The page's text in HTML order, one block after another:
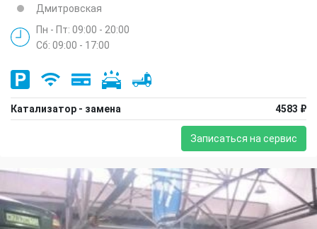
Дмитровская
Пн - Пт: 09:00 - 20:00
Сб: 09:00 - 17:00
Катализатор - замена 4583 ₽
Записаться на сервис